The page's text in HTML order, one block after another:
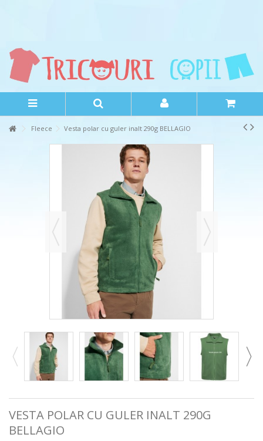
Fleece Vesta polar cu guler inalt 290g BELLAGIO
VESTA POLAR CU GULER INALT 290G
BELLAGIO